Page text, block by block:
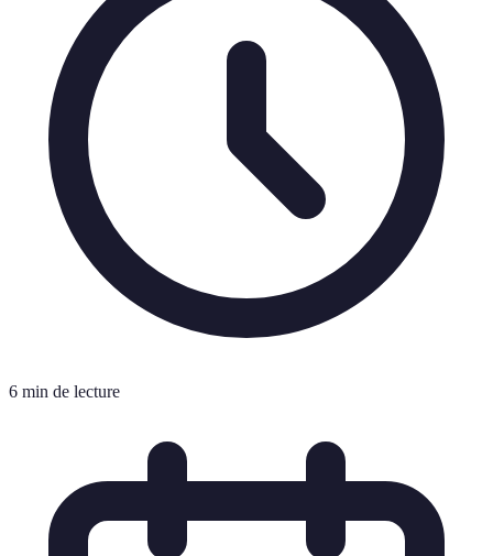
6 min de lecture